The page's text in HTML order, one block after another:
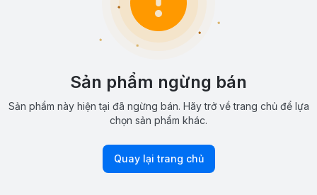
Sản phẩm ngừng bán
Sản phẩm này hiện tại đã ngừng bán. Hãy trở về trang chủ để lựa
chọn sản phẩm khác.
Quay lại trang chủ